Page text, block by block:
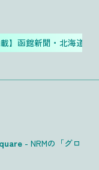
】函館新聞・北海道新
- NRMの「グロ